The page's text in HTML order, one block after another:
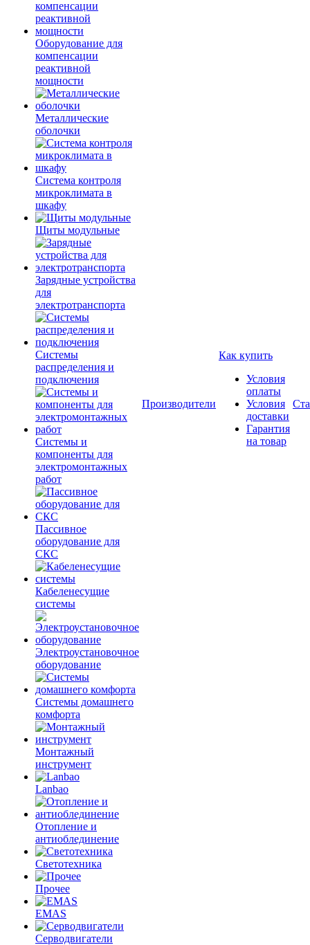
Оборудование для
компенсации
реактивной
мощности
Металлические
оболочки
Система контроля
микроклимата в
шкафу
Щиты модульные
Зарядные устройства
для
электротранспорта
Системы
распределения и
подключения
Системы и
компоненты для
электромонтажных
работ
Пассивное
оборудование для
СКС
Кабеленесущие
системы
Электроустановочное
оборудование
Системы домашнего
комфорта
Монтажный
инструмент
Lanbao
Отопление и
антиоблединение
Светотехника
Прочее
EMAS
Cерводвигатели
Производители
Как купить
Условия
оплаты
Условия
доставки
Гарантия
на товар